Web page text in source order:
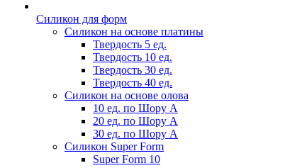
Силикон для форм
Силикон на основе платины
Твердость 5 ед.
Твердость 10 ед.
Твердость 30 ед.
Твердость 40 ед.
Силикон на основе олова
10 ед. по Шору А
20 ед. по Шору А
30 ед. по Шору А
Силикон Super Form
Super Form 10